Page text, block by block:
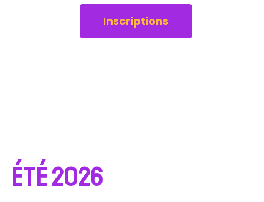
Inscriptions
Été 2026